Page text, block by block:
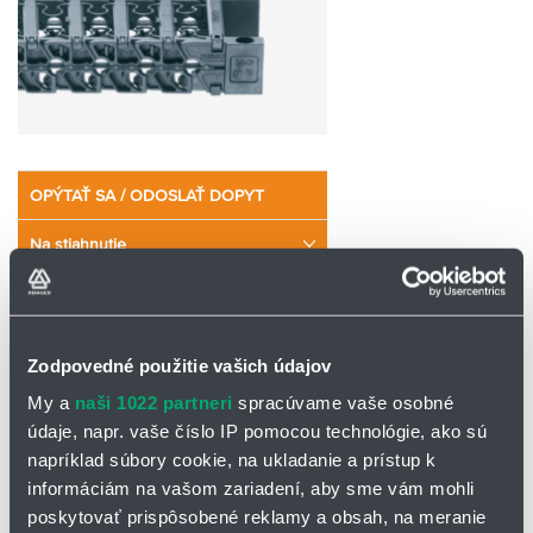
Zodpovedné použitie vašich údajov
My a naši 1022 partneri spracúvame vaše osobné
údaje, napr. vaše číslo IP pomocou technológie, ako sú
napríklad súbory cookie, na ukladanie a prístup k
informáciám na vašom zariadení, aby sme vám mohli
poskytovať prispôsobené reklamy a obsah, na meranie
OPÝTAŤ SA / ODOSLAŤ DOPYT
Na stiahnutie
Systém T3 - tichý, hladký a odolný, vhodný pre
čisté priestory
Systém energetickej reťaze T3 v sebe kombinuje hladkú
prevádzku, nízku hlučnosť, jednoduchú montáž a ekonomickosť.
Pásy bočníc, ktoré sa do seba zacvaknú, nahrádzajú tradičné